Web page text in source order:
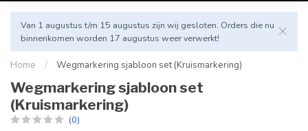
Van 1 augustus t/m 15 augustus zijn wij gesloten. Orders die nu
binnenkomen worden 17 augustus weer verwerkt!
Home / Wegmarkering sjabloon set (Kruismarkering)
Wegmarkering sjabloon set
(Kruismarkering)
(0)